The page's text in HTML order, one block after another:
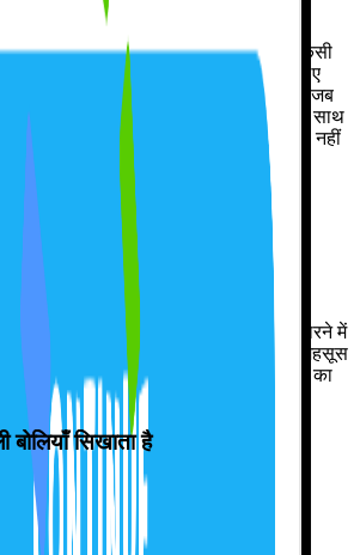
गया और मुझे जल्दी से फ़्रेंच सीखनी थी। पर किसी
मुश्किल है जब तक आपके पास अभ्यास के लिए
हमेशा बातचीत के लिए तैयार रहती है, और जब
नहीं लगता। मैं अपनी सारी गलतियाँ उसके साथ
लोगों से बात करते वक्त मुझे झिझक महसूस नहीं
सही बैठ गया
है! Tutor Lily ने मेरे उच्चारण को निखारने में
बोलते वक्त मैं कहीं ज़्यादा आत्मविश्वास महसूस
करने और अपने नए भाषा-कौशल को आज़माने का
सिखाता है